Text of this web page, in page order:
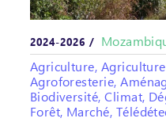
2024-2026 /
Agriculture,
Agroforesterie,
Biodiversité, Climat,
Forêt, Marché,